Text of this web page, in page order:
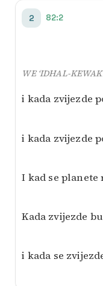
2 82:2
WE ‘IDHAL-
i kada zvijezde
i kada zvijezde
I kad se planete
Kada zvijezde
i kada se